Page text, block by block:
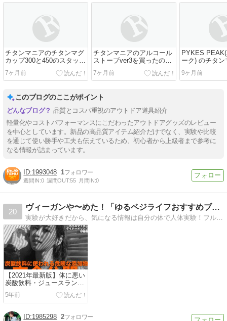
チタンマニアのチタンマグ
カップ300と450のスタッキ
ングが気持ち良い
7ヶ月前
チタンマニアのアルコール
ストーブver3を買ったので
レビューします
7ヶ月前
PYKES
ーク) のチタン
のセットを買
た。
9ヶ月前
このブログのここがポイント
品質とコスパ重視のアウトドア道具紹介
軽量化やコストパフォーマンスにこだわったアウトドアグッズのレビュー
を中心としています。新品の高品質アイテム紹介だけでなく、実験や比較
を通じて使い勝手や工夫も伝えているため、初心者から上級者まで参考に
なる情報が詰まっています。
1993048 1
週間IN:0 週間OUT:55 月間IN:0
20
ヴィーガンや〜めた！「ゆるベジライフおすすめブログ」
実験が大好きだから、気になる情報は自分の体で人体実験！フルーツを一ヶ月食べ続けたらどうなるの？EM菌って飲んでも平気なの？
【2021年最新版】体に悪い
炭酸飲料・ジュースランキ
ング166銘柄の添加物を完
全調査！
5年前
1985298 2